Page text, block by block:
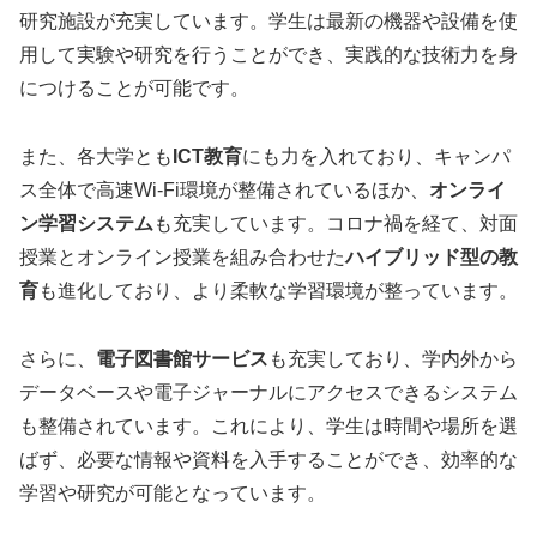
研究施設が充実しています。学生は最新の機器や設備を使
用して実験や研究を行うことができ、実践的な技術力を身
につけることが可能です。
また、各大学とも ICT教育にも力を入れており、キャンパ
ス全体で高速Wi-Fi環境が整備されているほか、 オンライ
ン学習システム も充実しています。コロナ禍を経て、対面
授業とオンライン授業を組み合わせたハイブリッド型の教
育も進化しており、より柔軟な学習環境が整っています。
さらに、 電子図書館サービス も充実しており、学内外から
データベースや電子ジャーナルにアクセスできるシステム
も整備されています。これにより、学生は時間や場所を選
ばず、必要な情報や資料を入手することができ、効率的な
学習や研究が可能となっています。